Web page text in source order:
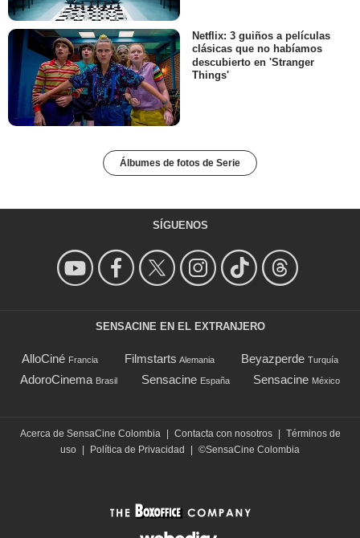
Netflix: 3 guiños a películas
clásicas que no habíamos
descubierto en 'Stranger
Things'
Álbumes de fotos de Serie
SÍGUENOS
SENSACINE EN EL EXTRANJERO
AlloCiné Francia Filmstarts Alemania Beyazperde Turquía
AdoroCinema Brasil Sensacine España Sensacine México
Acerca de SensaCine Colombia | Contacta con nosotros | Términos de
uso | Política de Privacidad | ©SensaCine Colombia